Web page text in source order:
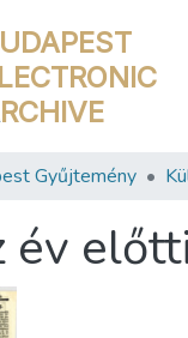
UDAPEST
LECTRONIC
RCHIVE
Gyűjtemény
év